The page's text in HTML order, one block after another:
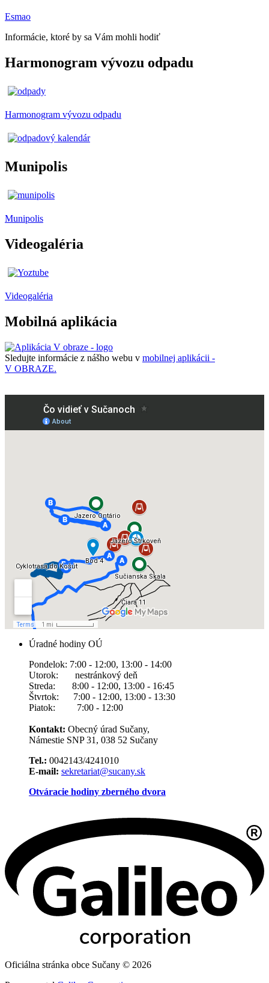
Esmao
Informácie, ktoré by sa Vám mohli hodiť
Harmonogram vývozu odpadu
Harmonogram vývozu odpadu
Munipolis
Munipolis
Videogaléria
Videogaléria
Mobilná aplikácia
Sledujte informácie z nášho webu v mobilnej aplikácii -
V OBRAZE.
Úradné hodiny OÚ
Pondelok: 7:00 - 12:00, 13:00 - 14:00
Utorok: nestránkový deň
Streda: 8:00 - 12:00, 13:00 - 16:45
Štvrtok: 7:00 - 12:00, 13:00 - 13:30
Piatok: 7:00 - 12:00
Kontakt: Obecný úrad Sučany,
Námestie SNP 31, 038 52 Sučany
Tel.: 0042143/4241010
E-mail: sekretariat@sucany.sk
Otváracie hodiny zberného dvora
Oficiálna stránka obce Sučany © 2026